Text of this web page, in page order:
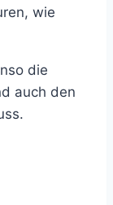
wie
die
auch den